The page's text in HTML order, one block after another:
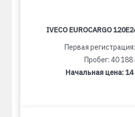
IVECO EUROCARGO
Первая
Пробег: 40 188
Начальная цена:14